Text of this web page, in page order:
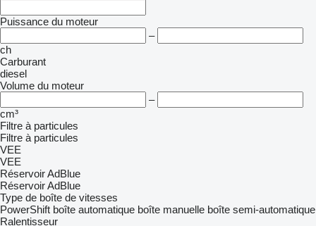
Puissance du moteur
–
ch
Carburant
diesel
Volume du moteur
–
cm³
Filtre à particules
Filtre à particules
VEE
VEE
Réservoir AdBlue
Réservoir AdBlue
Type de boîte de vitesses
PowerShift boîte automatique boîte manuelle boîte semi-automatique
Ralentisseur